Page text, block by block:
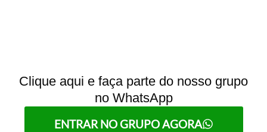
Clique aqui e faça parte do nosso grupo
no WhatsApp
ENTRAR NO GRUPO AGORA